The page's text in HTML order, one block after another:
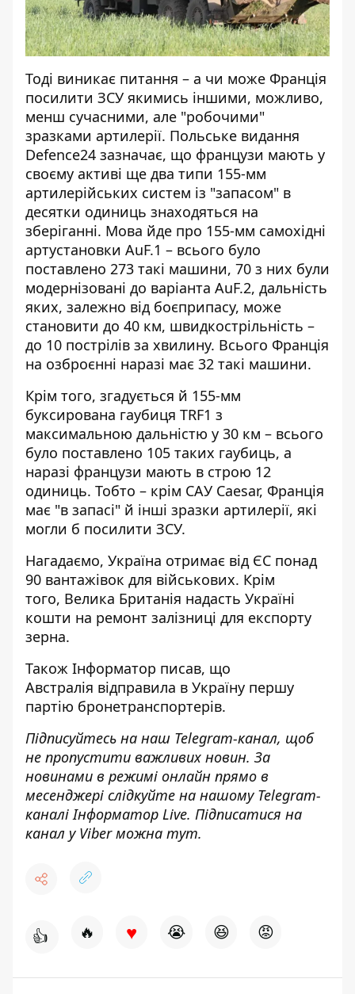
Тоді виникає питання – а чи може Франція
посилити ЗСУ якимись іншими, можливо,
менш сучасними, але "робочими"
зразками артилерії. Польське видання
Defence24 зазначає, що французи мають у
своєму активі ще два типи 155-мм
артилерійських систем із "запасом" в
десятки одиниць знаходяться на
зберіганні. Мова йде про 155-мм самохідні
артустановки AuF.1 – всього було
поставлено 273 такі машини, 70 з них були
модернізовані до варіанта AuF.2, дальність
яких, залежно від боєприпасу, може
становити до 40 км, швидкострільність –
до 10 пострілів за хвилину. Всього Франція
на озброєнні наразі має 32 такі машини.
Крім того, згадується й 155-мм
буксирована гаубиця TRF1 з
максимальною дальністю у 30 км – всього
було поставлено 105 таких гаубиць, а
наразі французи мають в строю 12
одиниць. Тобто – крім САУ Caesar, Франція
має "в запасі" й інші зразки артилерії, які
могли б посилити ЗСУ.
Нагадаємо, Україна отримає від ЄС понад
90 вантажівок для військових. Крім
того, Велика Британія надасть Україні
кошти на ремонт залізниці для експорту
зерна.
Також Інформатор писав, що
Австралія відправила в Україну першу
партію бронетранспортерів.
Підписуйтесь на наш Telegram-канал, щоб
не пропустити важливих новин. За
новинами в режимі онлайн прямо в
месенджері слідкуйте на нашому Telegram-
каналіІнформатор Live. Підписатися на
канал у Viber можна тут.
👍 🔥 ♥ 😭 😆 😡